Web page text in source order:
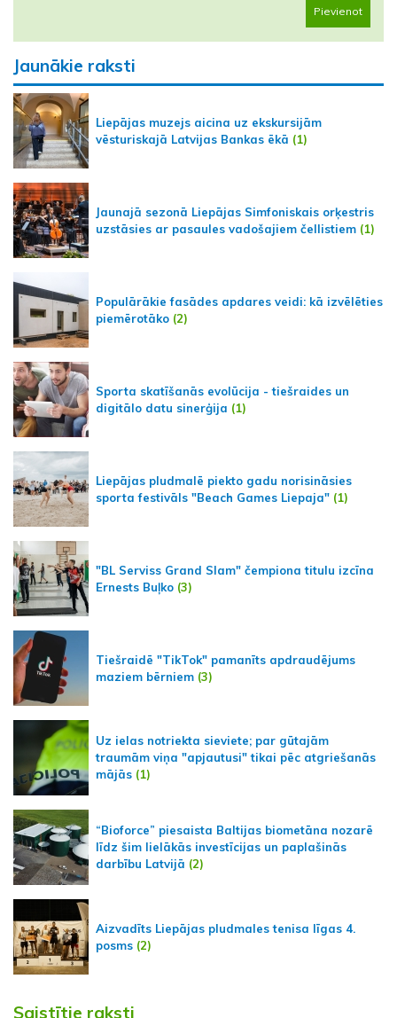
Pievienot
Jaunākie raksti
Liepājas muzejs aicina uz ekskursijām
vēsturiskajā Latvijas Bankas ēkā (1)
Jaunajā sezonā Liepājas Simfoniskais orķestris
uzstāsies ar pasaules vadošajiem čellistiem (1)
Populārākie fasādes apdares veidi: kā izvēlēties
piemērotāko (2)
Sporta skatīšanās evolūcija - tiešraides un
digitālo datu sinerģija (1)
Liepājas pludmalē piekto gadu norisināsies
sporta festivāls "Beach Games Liepaja" (1)
"BL Serviss Grand Slam" čempiona titulu izcīna
Ernests Buļko (3)
Tiešraidē "TikTok" pamanīts apdraudējums
maziem bērniem (3)
Uz ielas notriekta sieviete; par gūtajām
traumām viņa "apjautusi" tikai pēc atgriešanās
mājās (1)
“Bioforce” piesaista Baltijas biometāna nozarē
līdz šim lielākās investīcijas un paplašinās
darbību Latvijā (2)
Aizvadīts Liepājas pludmales tenisa līgas 4.
posms (2)
Saistītie raksti